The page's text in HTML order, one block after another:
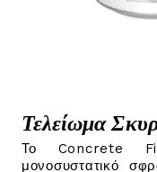
Τελείωμα
Το Concrete
μονοσυστατικό